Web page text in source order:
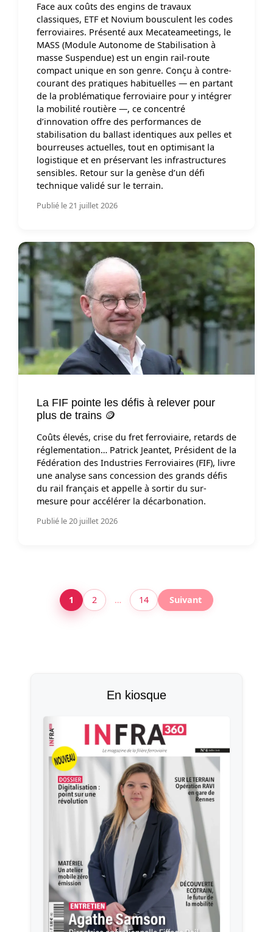
Face aux coûts des engins de travaux
classiques, ETF et Novium bousculent les codes
ferroviaires. Présenté aux Mecateameetings, le
MASS (Module Autonome de Stabilisation à
masse Suspendue) est un engin rail-route
compact unique en son genre. Conçu à contre-
courant des pratiques habituelles — en partant
de la problématique ferroviaire pour y intégrer
la mobilité routière —, ce concentré
d’innovation offre des performances de
stabilisation du ballast identiques aux pelles et
bourreuses actuelles, tout en optimisant la
logistique et en préservant les infrastructures
sensibles. Retour sur la genèse d’un défi
technique validé sur le terrain.
Publié le 21 juillet 2026
La FIF pointe les défis à relever pour
plus de trains 🪙
Coûts élevés, crise du fret ferroviaire, retards de
réglementation… Patrick Jeantet, Président de la
Fédération des Industries Ferroviaires (FIF), livre
une analyse sans concession des grands défis
du rail français et appelle à sortir du sur-
mesure pour accélérer la décarbonation.
Publié le 20 juillet 2026
1 2 … 14 Suivant
En kiosque